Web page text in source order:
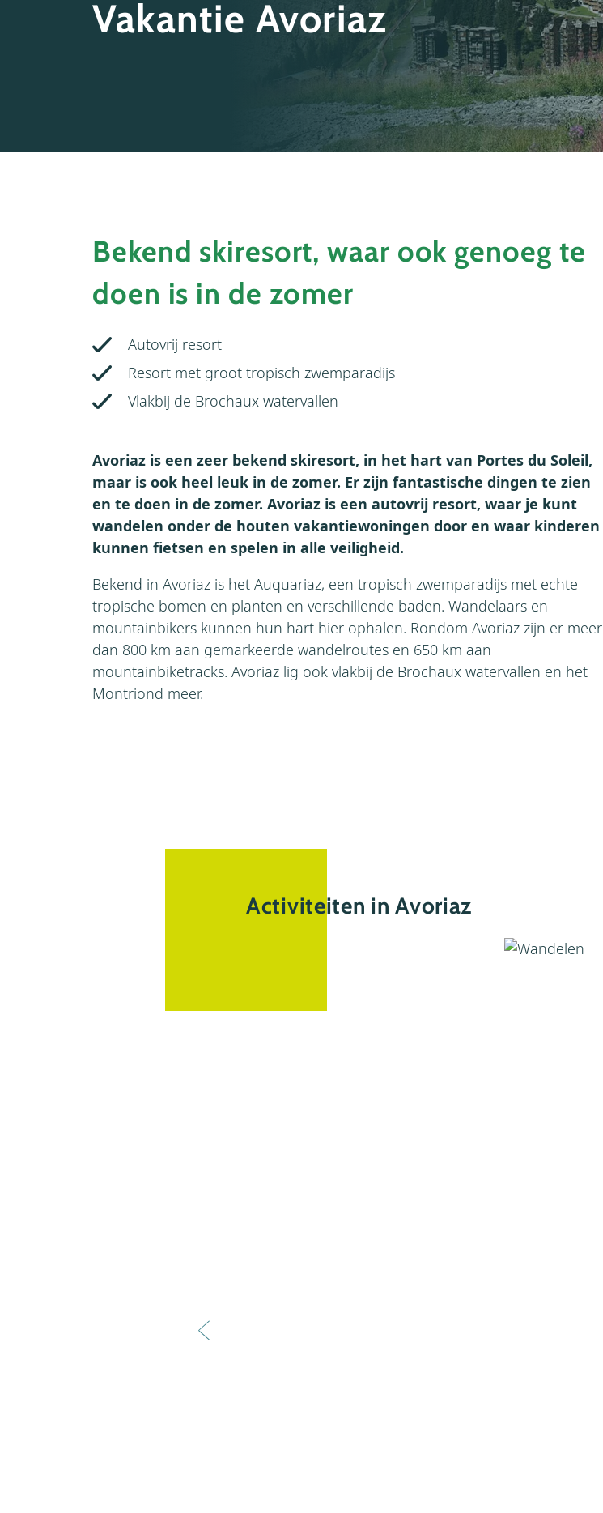
Vakantie Avoriaz
Bekend skiresort, waar ook genoeg te
doen is in de zomer
Autovrij resort
Resort met groot tropisch zwemparadijs
Vlakbij de Brochaux watervallen
Avoriaz is een zeer bekend skiresort, in het hart van Portes du Soleil,
maar is ook heel leuk in de zomer. Er zijn fantastische dingen te zien
en te doen in de zomer. Avoriaz is een autovrij resort, waar je kunt
wandelen onder de houten vakantiewoningen door en waar kinderen
kunnen fietsen en spelen in alle veiligheid.
Bekend in Avoriaz is het Auquariaz, een tropisch zwemparadijs met echte
tropische bomen en planten en verschillende baden. Wandelaars en
mountainbikers kunnen hun hart hier ophalen. Rondom Avoriaz zijn er meer
dan 800 km aan gemarkeerde wandelroutes en 650 km aan
mountainbiketracks. Avoriaz lig ook vlakbij de Brochaux watervallen en het
Montriond meer.
Activiteiten in Avoriaz